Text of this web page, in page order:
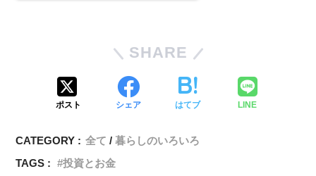
SHARE
ポスト シェア はてブ LINE
CATEGORY : 全て
暮らしのいろいろ
TAGS :
投資とお金